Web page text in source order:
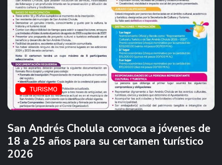
TURISMO
San Andrés Cholula convoca a jóvenes de
18 a 25 años para su certamen turístico
2026